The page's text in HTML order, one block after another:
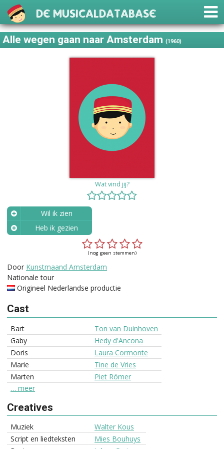
De Musicaldatabase
Alle wegen gaan naar Amsterdam(1960)
Wat vind jij?
Wil ik zien
Heb ik gezien
(nog geen stemmen)
Door Kunstmaand Amsterdam
Nationale tour
Origineel Nederlandse productie
Cast
Bart
Ton van Duinhoven
Gaby
Hedy d'Ancona
Doris
Laura Cormonte
Marie
Tine de Vries
Marten
Piet Römer
… meer
Creatives
Muziek
Walter Kous
Script en liedteksten
Mies Bouhuys